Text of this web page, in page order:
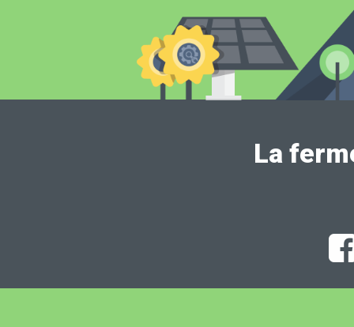
La